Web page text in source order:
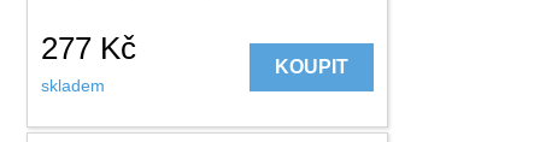
277 Kč
skladem
KOUPIT